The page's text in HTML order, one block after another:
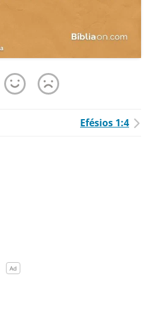
Efésios 1:4